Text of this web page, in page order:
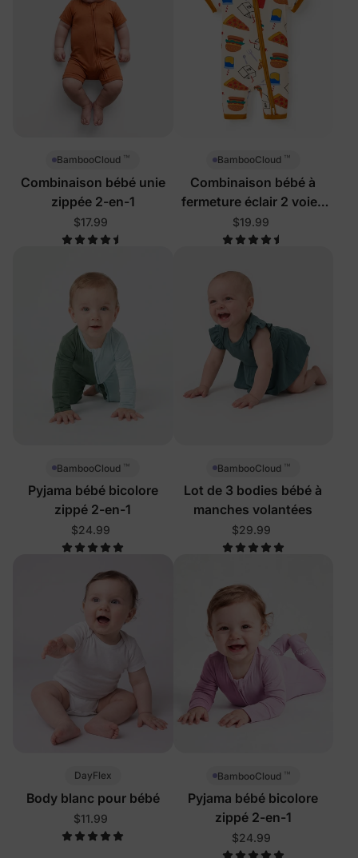
BambooCloud ™
Combinaison bébé unie
zippée 2-en-1
$17.99
BambooCloud ™
Combinaison bébé à
fermeture éclair 2 voies
Nourriture délicieuse
$19.99
BambooCloud ™
Pyjama bébé bicolore
zippé 2-en-1
$24.99
BambooCloud ™
Lot de 3 bodies bébé à
manches volantées
$29.99
DayFlex
Body blanc pour bébé
$11.99
BambooCloud ™
Pyjama bébé bicolore
zippé 2-en-1
$24.99